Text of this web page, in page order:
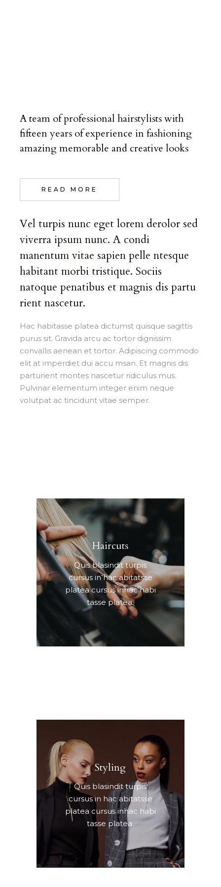
A team of professional hairstylists with
fifteen years of experience in fashioning
amazing memorable and creative looks
READ MORE
Vel turpis nunc eget lorem derolor sed
viverra ipsum nunc. A condi
manentum vitae sapien pelle ntesque
habitant morbi tristique. Sociis
natoque penatibus et magnis dis partu
rient nascetur.
Hac habitasse platea dictumst quisque sagittis
purus sit. Gravida arcu ac tortor dignissim
convallis aenean et tortor. Adipiscing commodo
elit at imperdiet dui accu msan. Et magnis dis
parturient montes nascetur ridiculus mus.
Pulvinar elementum integer enim neque
volutpat ac tincidunt vitae semper.
Haircuts
Quis blasindit turpis
cursus in hac abitatsse
platea cursus inhac habi
tasse platea.
Styling
Quis blasindit turpis
cursus in hac abitatsse
platea cursus inhac habi
tasse platea.